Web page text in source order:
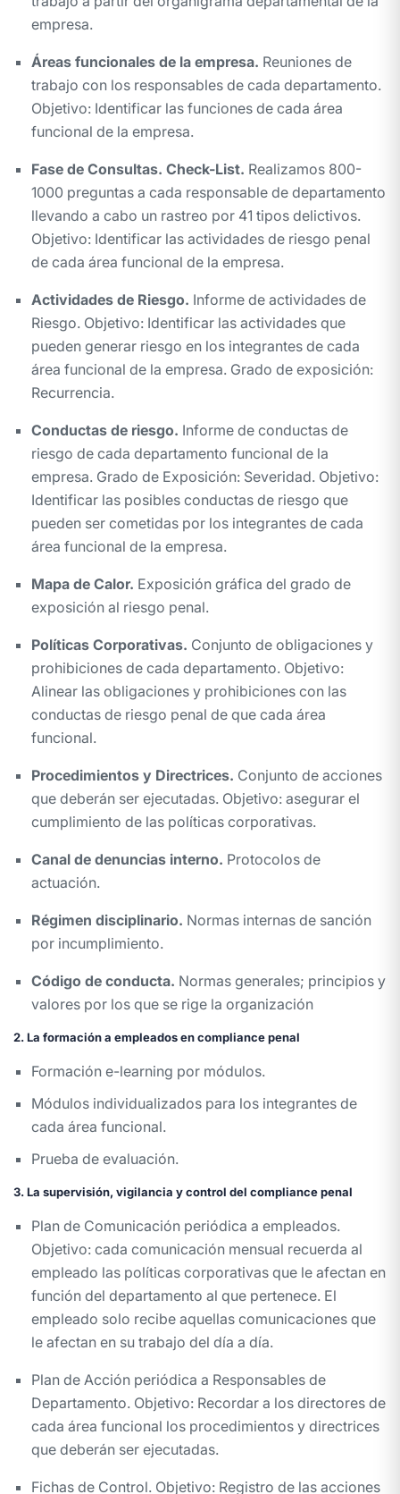
empresa.
Áreas funcionales de la empresa. Reuniones de
trabajo con los responsables de cada departamento.
Objetivo: Identificar las funciones de cada área
funcional de la empresa.
Fase de Consultas. Check-List. Realizamos 800-
1000 preguntas a cada responsable de departamento
llevando a cabo un rastreo por 41 tipos delictivos.
Objetivo: Identificar las actividades de riesgo penal
de cada área funcional de la empresa.
Actividades de Riesgo. Informe de actividades de
Riesgo. Objetivo: Identificar las actividades que
pueden generar riesgo en los integrantes de cada
área funcional de la empresa. Grado de exposición:
Recurrencia.
Conductas de riesgo. Informe de conductas de
riesgo de cada departamento funcional de la
empresa. Grado de Exposición: Severidad. Objetivo:
Identificar las posibles conductas de riesgo que
pueden ser cometidas por los integrantes de cada
área funcional de la empresa.
Mapa de Calor. Exposición gráfica del grado de
exposición al riesgo penal.
Políticas Corporativas. Conjunto de obligaciones y
prohibiciones de cada departamento. Objetivo:
Alinear las obligaciones y prohibiciones con las
conductas de riesgo penal de que cada área
funcional.
Procedimientos y Directrices. Conjunto de acciones
que deberán ser ejecutadas. Objetivo: asegurar el
cumplimiento de las políticas corporativas.
Canal de denuncias interno. Protocolos de
actuación.
Régimen disciplinario. Normas internas de sanción
por incumplimiento.
Código de conducta. Normas generales; principios y
valores por los que se rige la organización
2. La formación a empleados en compliance penal
Formación e-learning por módulos.
Módulos individualizados para los integrantes de
cada área funcional.
Prueba de evaluación.
3. La supervisión, vigilancia y control del compliance penal
Plan de Comunicación periódica a empleados.
Objetivo: cada comunicación mensual recuerda al
empleado las políticas corporativas que le afectan en
función del departamento al que pertenece. El
empleado solo recibe aquellas comunicaciones que
le afectan en su trabajo del día a día.
Plan de Acción periódica a Responsables de
Departamento. Objetivo: Recordar a los directores de
cada área funcional los procedimientos y directrices
que deberán ser ejecutadas.
Fichas de Control. Objetivo: Registro de las acciones